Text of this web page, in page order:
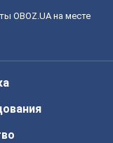
OBOZ.UA на месте